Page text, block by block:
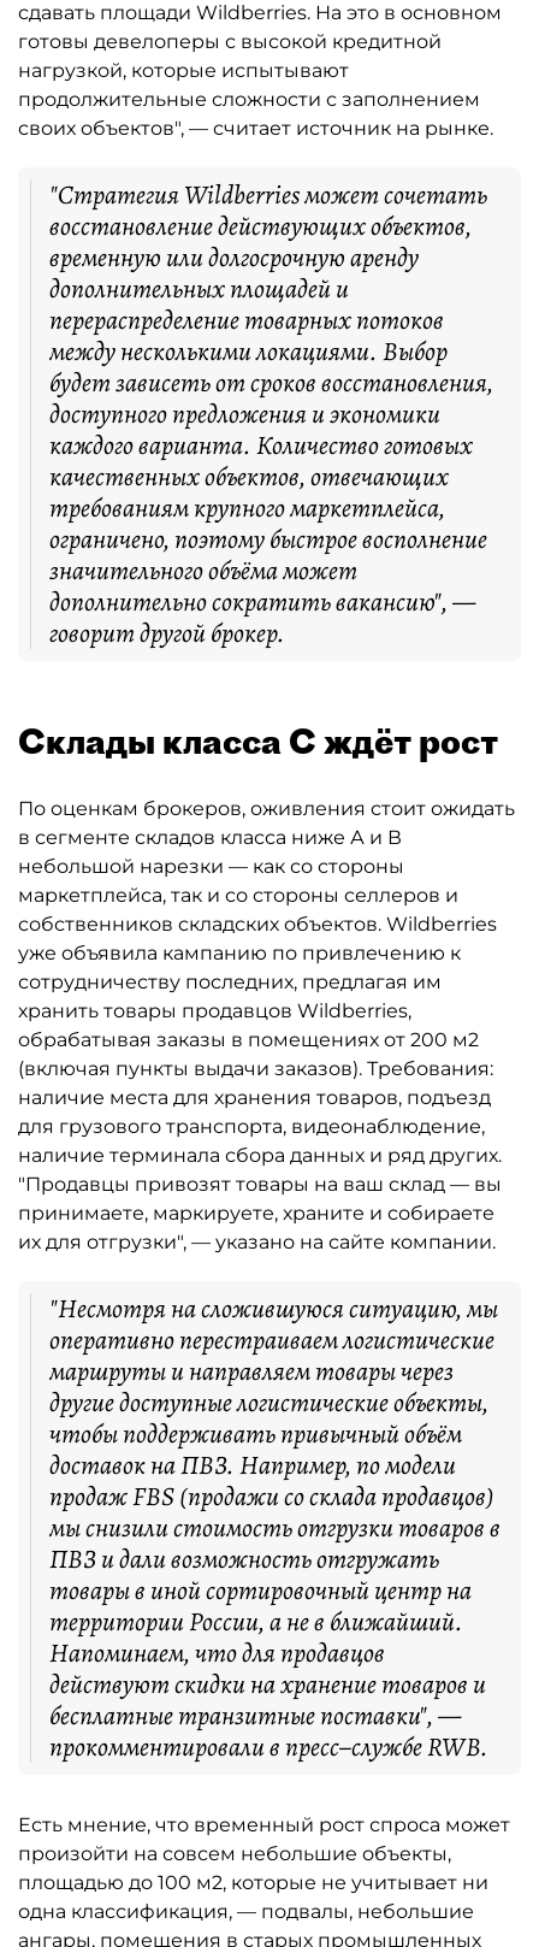
сдавать площади Wildberries. На это в основном
готовы девелоперы с высокой кредитной
нагрузкой, которые испытывают
продолжительные сложности с заполнением
своих объектов", — считает источник на рынке.
"Стратегия Wildberries может сочетать
восстановление действующих объектов,
временную или долгосрочную аренду
дополнительных площадей и
перераспределение товарных потоков
между несколькими локациями. Выбор
будет зависеть от сроков восстановления,
доступного предложения и экономики
каждого варианта. Количество готовых
качественных объектов, отвечающих
требованиям крупного маркетплейса,
ограничено, поэтому быстрое восполнение
значительного объёма может
дополнительно сократить вакансию", —
говорит другой брокер.
Склады класса С ждёт рост
По оценкам брокеров, оживления стоит ожидать
в сегменте складов класса ниже А и В
небольшой нарезки — как со стороны
маркетплейса, так и со стороны селлеров и
собственников складских объектов. Wildberries
уже объявила кампанию по привлечению к
сотрудничеству последних, предлагая им
хранить товары продавцов Wildberries,
обрабатывая заказы в помещениях от 200 м2
(включая пункты выдачи заказов). Требования:
наличие места для хранения товаров, подъезд
для грузового транспорта, видеонаблюдение,
наличие терминала сбора данных и ряд других.
"Продавцы привозят товары на ваш склад — вы
принимаете, маркируете, храните и собираете
их для отгрузки", — указано на сайте компании.
"Несмотря на сложившуюся ситуацию, мы
оперативно перестраиваем логистические
маршруты и направляем товары через
другие доступные логистические объекты,
чтобы поддерживать привычный объём
доставок на ПВЗ. Например, по модели
продаж FBS (продажи со склада продавцов)
мы снизили стоимость отгрузки товаров в
ПВЗ и дали возможность отгружать
товары в иной сортировочный центр на
территории России, а не в ближайший.
Напоминаем, что для продавцов
действуют скидки на хранение товаров и
бесплатные транзитные поставки", —
прокомментировали в пресс–службе RWB.
Есть мнение, что временный рост спроса может
произойти на совсем небольшие объекты,
площадью до 100 м2, которые не учитывает ни
одна классификация, — подвалы, небольшие
ангары, помещения в старых промышленных